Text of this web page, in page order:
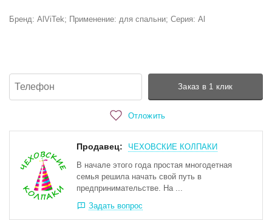
Бренд: AlViTek; Применение: для спальни; Серия: Al
Заказ в 1 клик
Отложить
Продавец:
ЧЕХОВСКИЕ КОЛПАКИ
В начале этого года простая многодетная
семья решила начать свой путь в
предпринимательстве. На ...
Задать вопрос